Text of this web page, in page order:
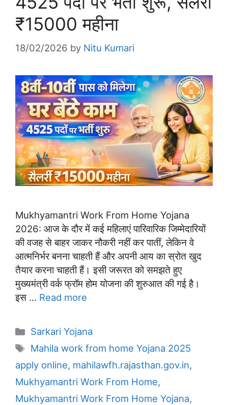
₹15000 महीना
18/02/2026 by Nitu Kumari
Mukhyamantri Work From Home Yojana
2026: आज के दौर में कई महिलाएं पारिवारिक जिम्मेदारियों
की वजह से बाहर जाकर नौकरी नहीं कर पातीं, लेकिन वे
आत्मनिर्भर बनना चाहती हैं और अपनी आय का स्रोत खुद
तैयार करना चाहती हैं। इसी जरूरत को समझते हुए
मुख्यमंत्री वर्क फ्रॉम होम योजना की शुरुआत की गई है।
इस … Read more
Categories
Sarkari Yojana
Tags
Mahila work from home Yojana 2025
apply online, mahilawfh.rajasthan.gov.in,
Mukhyamantri Work From Home,
Mukhyamantri Work From Home Yojana,